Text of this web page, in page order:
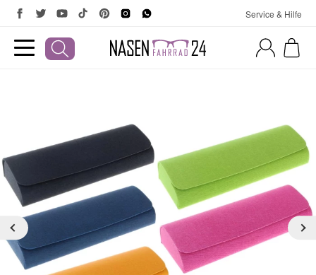
Service & Hilfe